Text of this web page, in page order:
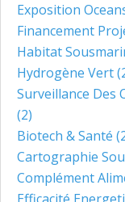
Exposition
Financement
Habitat
Hydrogène Vert
Surveillance Des
(2)
Biotech & Santé
Cartographie
Complément